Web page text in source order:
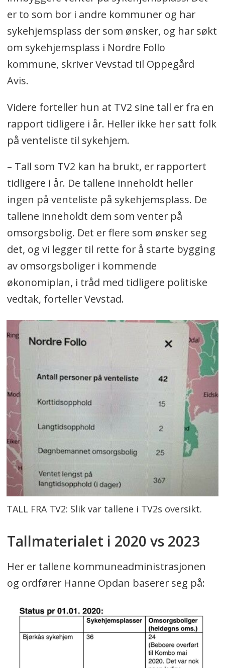
er to som bor i andre kommuner og har
sykehjemsplass der som ønsker, og har søkt
om sykehjemsplass i Nordre Follo
kommune, skriver Vevstad til Oppegård
Avis.
Videre forteller hun at TV2 sine tall er fra en
rapport tidligere i år. Heller ikke her satt folk
på venteliste til sykehjem.
– Tall som TV2 kan ha brukt, er rapportert
tidligere i år. De tallene inneholdt heller
ingen på venteliste på sykehjemsplass. De
tallene inneholdt dem som venter på
omsorgsbolig. Det er flere som ønsker seg
det, og vi legger til rette for å starte bygging
av omsorgsboliger i kommende
økonomiplan, i tråd med tidligere politiske
vedtak, forteller Vevstad.
TALL FRA TV2: Slik var tallene i TV2s oversikt.
Tallmaterialet i 2020 vs 2023
Her er tallene kommuneadministrasjonen
og ordfører Hanne Opdan baserer seg på: